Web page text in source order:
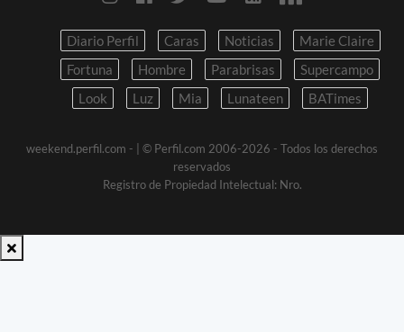
Diario Perfil Caras Noticias
Marie Claire
Fortuna
Hombre Parabrisas
Supercampo
Look
Luz Mia Lunateen BATimes
weekend.perfil.com -
| © Perfil.com 2006-2026 - Todos los derechos
reservados
Registro de Propiedad Intelectual: Nro.